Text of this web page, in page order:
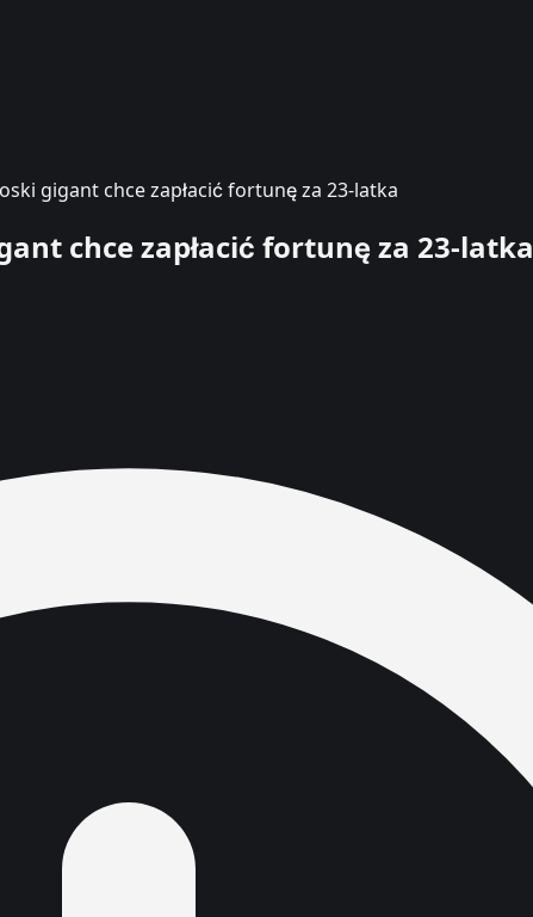
gigant chce zapłacić fortunę za 23-latka
chce zapłacić fortunę za 23-latka